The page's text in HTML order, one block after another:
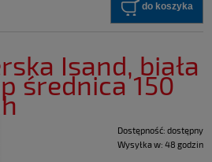
do koszyka
Isand, biała
średnica 150
Dostępność: dostępny
Wysyłka w: 48 godzin